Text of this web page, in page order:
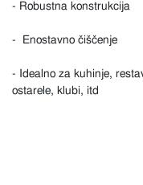
- Robustna konstrukcija
- Enostavno čiščenje
- Idealno za kuhinje,
ostarele, klubi, itd